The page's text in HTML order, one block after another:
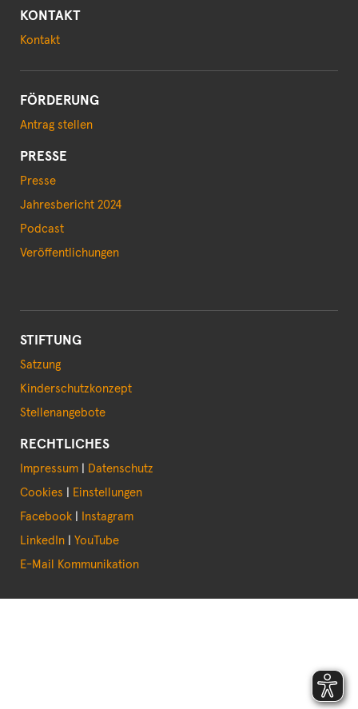
KONTAKT
Kontakt
FÖRDERUNG
Antrag stellen
PRESSE
Presse
Jahresbericht 2024
Podcast
Veröffentlichungen
STIFTUNG
Satzung
Kinderschutzkonzept
Stellenangebote
RECHTLICHES
Impressum
Datenschutz
Cookies
Einstellungen
Facebook
Instagram
LinkedIn
YouTube
E-Mail Kommunikation